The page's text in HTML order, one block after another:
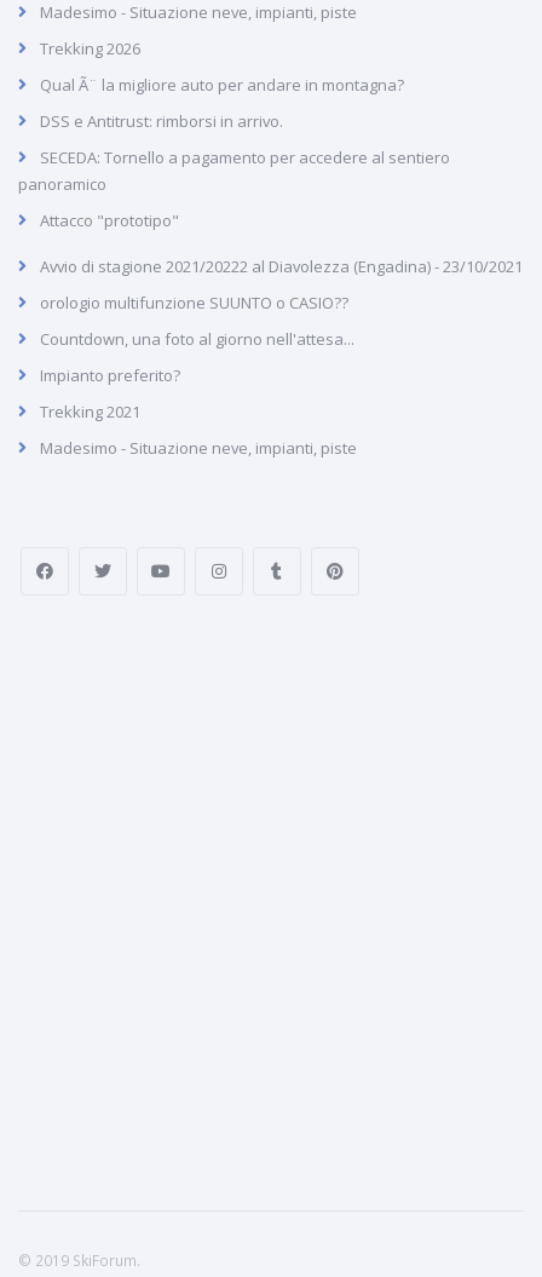
Madesimo - Situazione neve, impianti, piste
Trekking 2026
Qual Ã¨ la migliore auto per andare in montagna?
DSS e Antitrust: rimborsi in arrivo.
SECEDA: Tornello a pagamento per accedere al sentiero
panoramico
Attacco "prototipo"
Avvio di stagione 2021/20222 al Diavolezza (Engadina) - 23/10/2021
orologio multifunzione SUUNTO o CASIO??
Countdown, una foto al giorno nell'attesa...
Impianto preferito?
Trekking 2021
Madesimo - Situazione neve, impianti, piste
© 2019 SkiForum.